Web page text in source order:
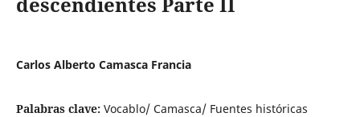
Carlos Alberto Camasca Francia
Palabras clave: Vocablo/ Camasca/ Fuentes históricas